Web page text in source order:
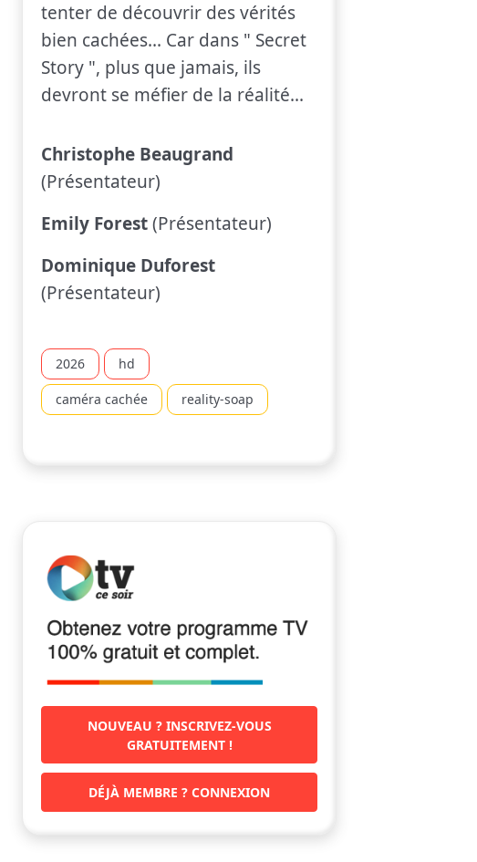
tenter de découvrir des vérités
bien cachées... Car dans " Secret
Story ", plus que jamais, ils
devront se méfier de la réalité...
Christophe Beaugrand
(Présentateur)
Emily Forest(Présentateur)
Dominique Duforest
(Présentateur)
2026 hd
caméra cachée reality-soap
NOUVEAU ? INSCRIVEZ-VOUS
GRATUITEMENT !
DÉJÀ MEMBRE ? CONNEXION